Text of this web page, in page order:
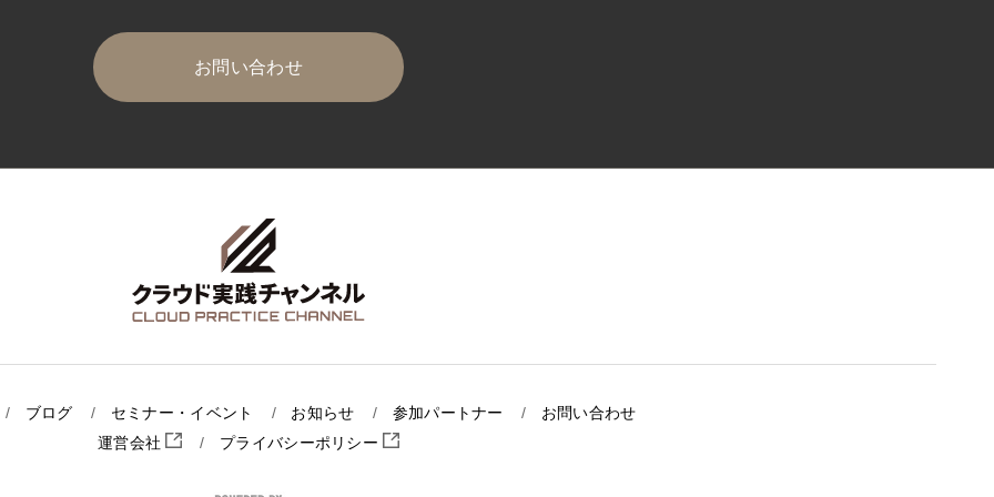
お問い合わせ
ブログ セミナー・イベント お知らせ 参加パートナー
お問い合わせ
運営会社
プライバシーポリシー